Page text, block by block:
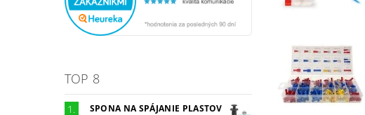
TOP 8
SPONA NA SPÁJANIE PLASTOV